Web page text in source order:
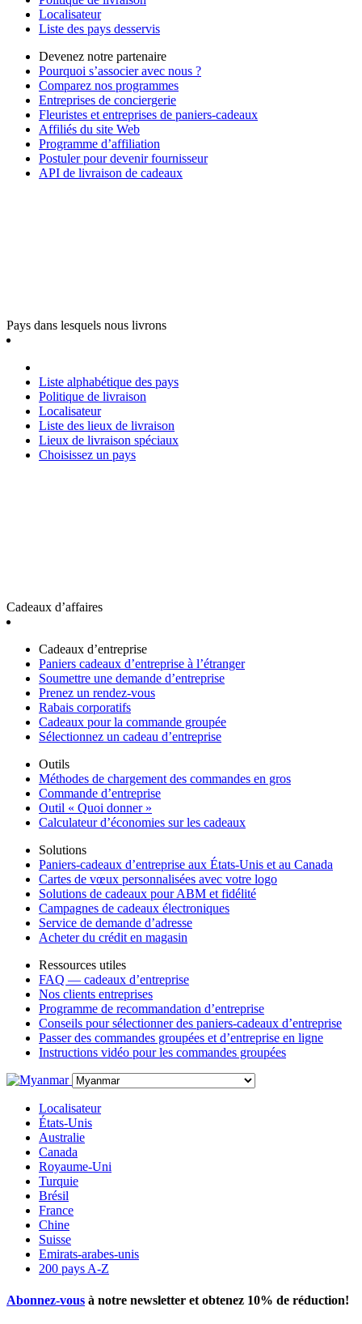
Localisateur
Liste des pays desservis
Devenez notre partenaire
Pourquoi s’associer avec nous ?
Comparez nos programmes
Entreprises de conciergerie
Fleuristes et entreprises de paniers-cadeaux
Affiliés du site Web
Programme d’affiliation
Postuler pour devenir fournisseur
API de livraison de cadeaux
Pays dans lesquels nous livrons
Liste alphabétique des pays
Politique de livraison
Localisateur
Liste des lieux de livraison
Lieux de livraison spéciaux
Choisissez un pays
Cadeaux d’affaires
Cadeaux d’entreprise
Paniers cadeaux d’entreprise à l’étranger
Soumettre une demande d’entreprise
Prenez un rendez-vous
Rabais corporatifs
Cadeaux pour la commande groupée
Sélectionnez un cadeau d’entreprise
Outils
Méthodes de chargement des commandes en gros
Commande d’entreprise
Outil « Quoi donner »
Calculateur d’économies sur les cadeaux
Solutions
Paniers-cadeaux d’entreprise aux États-Unis et au Canada
Cartes de vœux personnalisées avec votre logo
Solutions de cadeaux pour ABM et fidélité
Campagnes de cadeaux électroniques
Service de demande d’adresse
Acheter du crédit en magasin
Ressources utiles
FAQ — cadeaux d’entreprise
Nos clients entreprises
Programme de recommandation d’entreprise
Conseils pour sélectionner des paniers-cadeaux d’entreprise
Passer des commandes groupées et d’entreprise en ligne
Instructions vidéo pour les commandes groupées
Localisateur
États-Unis
Australie
Canada
Royaume-Uni
Turquie
Brésil
France
Chine
Suisse
Emirats-arabes-unis
200 pays A-Z
Abonnez-vous à notre newsletter et obtenez 10% de réduction!